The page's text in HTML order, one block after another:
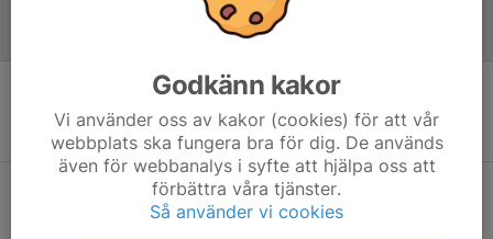
Inget referat skrivet
Godkänn kakor
Vi använder oss av kakor (cookies) för att vår
webbplats ska fungera bra för dig. De används
även för webbanalys i syfte att hjälpa oss att
förbättra våra tjänster.
Så använder vi cookies